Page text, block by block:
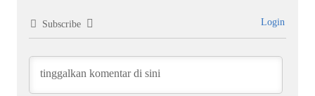
Subscribe Login